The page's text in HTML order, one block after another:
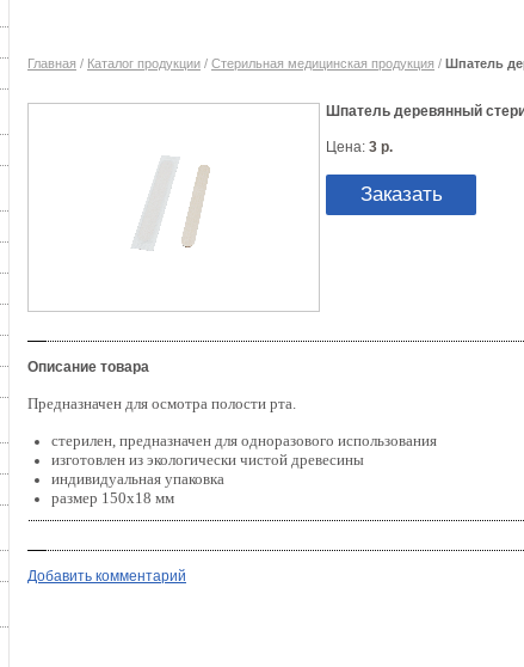
Главная / Каталог продукции / Стерильная медицинская продукция / Шпатель
Шпатель деревянный
Цена: 3 р.
Заказать
Описание товара
Предназначен для осмотра полости рта.
стерилен, предназначен для одноразового использования
изготовлен из экологически чистой древесины
индивидуальная упаковка
размер 150х18 мм
Добавить комментарий